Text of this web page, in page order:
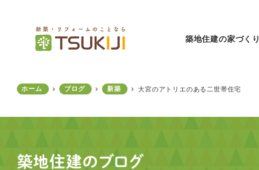
築地住建の家づくり
ホーム ブログ 新築 大宮のアトリエのある二世帯住宅
築地住建のブログ